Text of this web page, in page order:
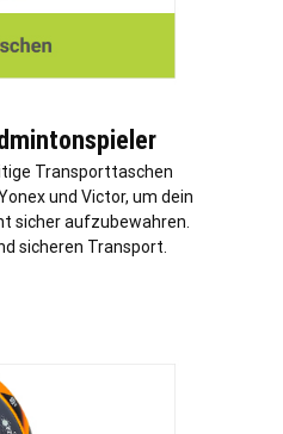
Transporttaschen
und Victor, um dein
sicher aufzubewahren.
sicheren Transport.